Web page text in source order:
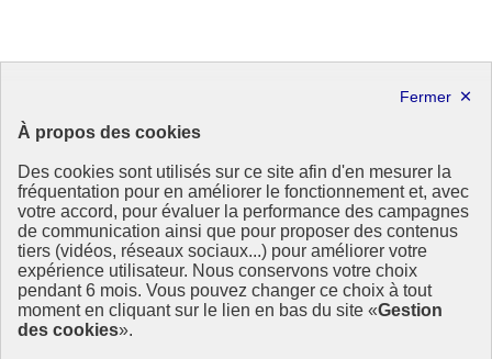
À propos des cookies
Des cookies sont utilisés sur ce site afin d'en mesurer la
fréquentation pour en améliorer le fonctionnement et, avec
votre accord, pour évaluer la performance des campagnes
de communication ainsi que pour proposer des contenus
tiers (vidéos, réseaux sociaux...) pour améliorer votre
expérience utilisateur. Nous conservons votre choix
pendant 6 mois. Vous pouvez changer ce choix à tout
moment en cliquant sur le lien en bas du site «Gestion
des cookies».
« Quelles sont nos ressources et que pouvons-nous produire ? » A
partir de ce questionnement, le festival WE LOVE GREEN
sensibilise l’opinion et mobilise les publics.
We Love Green
« Quelles sont nos ressources et que pouvons-nous produire ? (…)
1er août 2019 - En France